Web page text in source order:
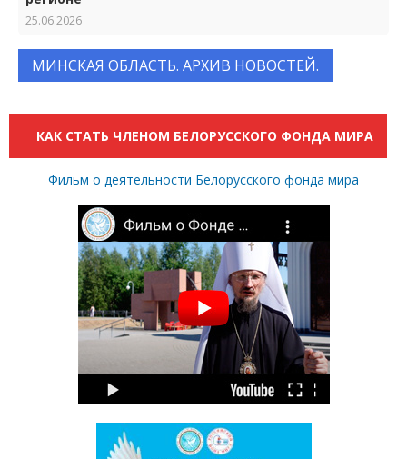
25.06.2026
МИНСКАЯ ОБЛАСТЬ. АРХИВ НОВОСТЕЙ.
КАК СТАТЬ ЧЛЕНОМ БЕЛОРУССКОГО ФОНДА МИРА
Фильм о деятельности Белорусского фонда мира